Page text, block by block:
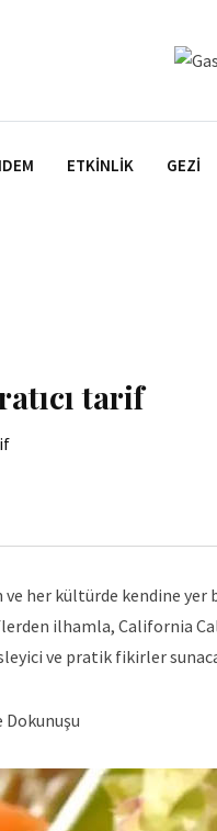
ETKINLIK GEZI
tarif
her kültürde kendine
ilhamla, California
ve pratik fikirler
Dokunuşu